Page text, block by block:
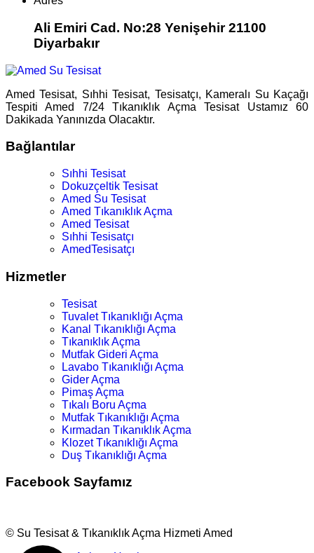
Ali Emiri Cad. No:28 Yenişehir 21100
Diyarbakır
Amed Tesisat, Sıhhi Tesisat, Tesisatçı, Kameralı Su Kaçağı
Tespiti Amed 7/24 Tıkanıklık Açma Tesisat Ustamız 60
Dakikada Yanınızda Olacaktır.
Bağlantılar
Sıhhi Tesisat
Dokuzçeltik Tesisat
Amed Su Tesisat
Amed Tıkanıklık Açma
Amed Tesisat
Sıhhi Tesisatçı
AmedTesisatçı
Hizmetler
Tesisat
Tuvalet Tıkanıklığı Açma
Kanal Tıkanıklığı Açma
Tıkanıklık Açma
Mutfak Gideri Açma
Lavabo Tıkanıklığı Açma
Gider Açma
Pimaş Açma
Tıkalı Boru Açma
Mutfak Tıkanıklığı Açma
Kırmadan Tıkanıklık Açma
Klozet Tıkanıklığı Açma
Duş Tıkanıklığı Açma
Facebook Sayfamız
© Su Tesisat & Tıkanıklık Açma Hizmeti Amed